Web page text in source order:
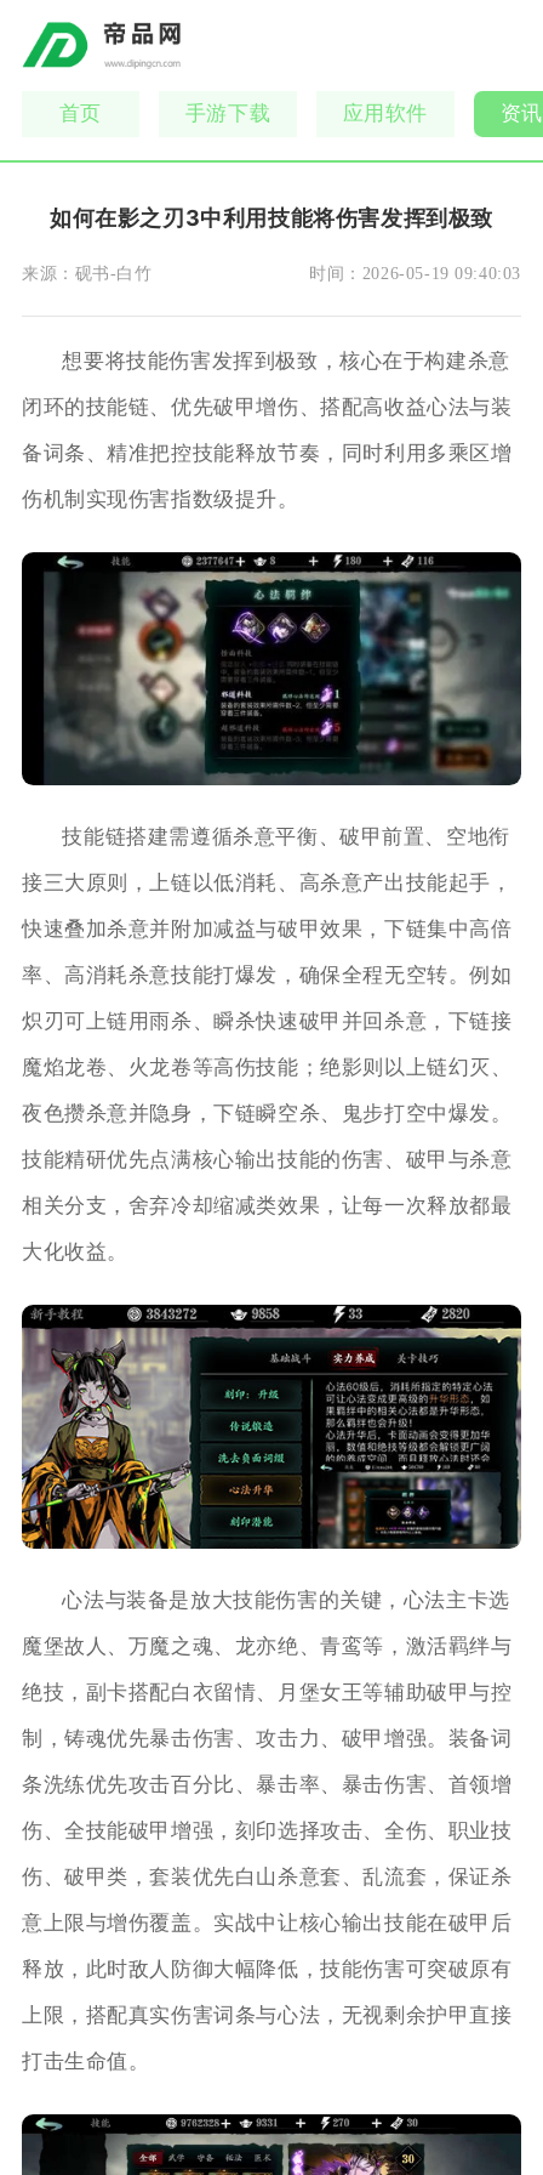
首页 手游下载 应用软件 资
如何在影之刃3中利用技能将伤害发挥到极致
来源： 砚书-白竹 时间： 2026-05-19 09:40:03
想要将技能伤害发挥到极致，核心在于构建杀意
闭环的技能链、优先破甲增伤、搭配高收益心法与装
备词条、精准把控技能释放节奏，同时利用多乘区增
伤机制实现伤害指数级提升。
技能链搭建需遵循杀意平衡、破甲前置、空地衔
接三大原则，上链以低消耗、高杀意产出技能起手，
快速叠加杀意并附加减益与破甲效果，下链集中高倍
率、高消耗杀意技能打爆发，确保全程无空转。例如
炽刃可上链用雨杀、瞬杀快速破甲并回杀意，下链接
魔焰龙卷、火龙卷等高伤技能；绝影则以上链幻灭、
夜色攒杀意并隐身，下链瞬空杀、鬼步打空中爆发。
技能精研优先点满核心输出技能的伤害、破甲与杀意
相关分支，舍弃冷却缩减类效果，让每一次释放都最
大化收益。
心法与装备是放大技能伤害的关键，心法主卡选
魔堡故人、万魔之魂、龙亦绝、青鸾等，激活羁绊与
绝技，副卡搭配白衣留情、月堡女王等辅助破甲与控
制，铸魂优先暴击伤害、攻击力、破甲增强。装备词
条洗练优先攻击百分比、暴击率、暴击伤害、首领增
伤、全技能破甲增强，刻印选择攻击、全伤、职业技
伤、破甲类，套装优先白山杀意套、乱流套，保证杀
意上限与增伤覆盖。实战中让核心输出技能在破甲后
释放，此时敌人防御大幅降低，技能伤害可突破原有
上限，搭配真实伤害词条与心法，无视剩余护甲直接
打击生命值。